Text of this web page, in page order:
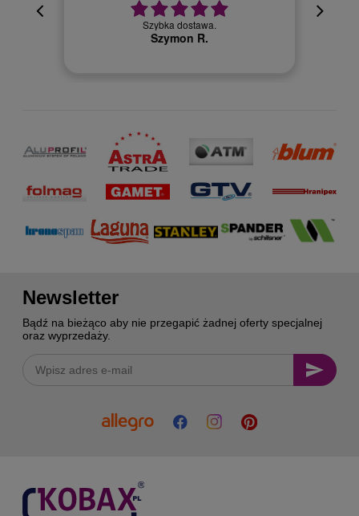
Szybka dostawa.
Szymon R.
Newsletter
Bądź na bieżąco aby nie przegapić żadnej oferty specjalnej
oraz wyprzedaży.